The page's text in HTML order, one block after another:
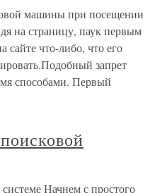
машины при посещении
на страницу, паук первым
сайте что-либо, что его
запрет
способами. Первый
Начнем с простого